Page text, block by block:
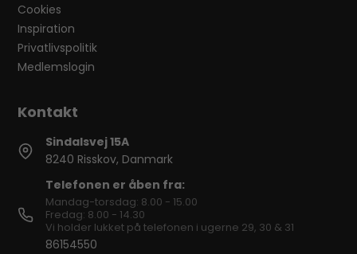
Cookies
Inspiration
Privatlivspolitik
Medlemslogin
Sindalsvej 15A
8240 Risskov, Danmark
Telefonen er åben fra:
Mandag-torsdag: 8.00 - 15.00
Fredag: 8.00 - 14.30
Vi holder lukket på telefonen i ugerne 29, 30 & 31
86154550